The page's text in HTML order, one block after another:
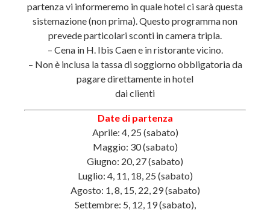
partenza vi informeremo in quale hotel ci sarà questa
sistemazione (non prima). Questo programma non
prevede particolari sconti in camera tripla.
– Cena in H. Ibis Caen e in ristorante vicino.
– Non è inclusa la tassa di soggiorno obbligatoria da
pagare direttamente in hotel
dai clienti
Date di partenza
Aprile: 4, 25 (sabato)
Maggio: 30 (sabato)
Giugno: 20, 27 (sabato)
Luglio: 4, 11, 18, 25 (sabato)
Agosto: 1, 8, 15, 22, 29 (sabato)
Settembre: 5, 12, 19 (sabato),